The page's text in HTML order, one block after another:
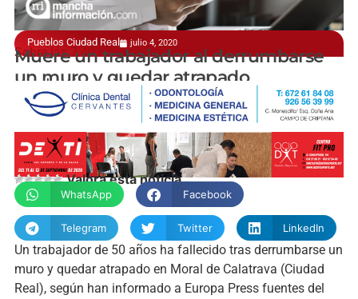
Pueblos Ciudad Real julio 4, 2020
Sobre las 7.49 horas
Muere un trabajador al derrumbarse
un muro y quedar atrapado
manchainformacion.com
Valora esta noticia
WhatsApp Facebook
Telegram Twitter LinkedIn
Un trabajador de 50 años ha fallecido tras derrumbarse un
muro y quedar atrapado en Moral de Calatrava (Ciudad
Real), según han informado a Europa Press fuentes del